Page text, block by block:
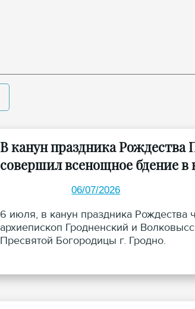
В канун праздника Рождества
совершил всенощное бдение
06/07/2026
6 июля, в канун праздника Рождества
архиепископ Гродненский и
Пресвятой Богородицы г. Гродно.